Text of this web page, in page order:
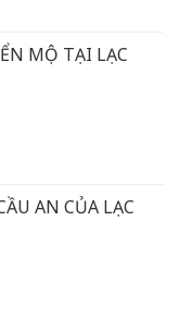
MỘ TẠI LẠC
AN CỦA LẠC